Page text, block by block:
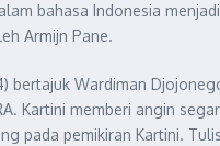
bahasa Indonesia
Armijn Pane.
bertajuk Wardiman
Kartini memberi angin
pada pemikiran Kartini.